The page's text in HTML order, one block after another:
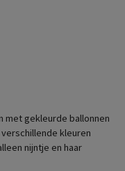
met gekleurde ballonnen
kleuren
nijntje en haar